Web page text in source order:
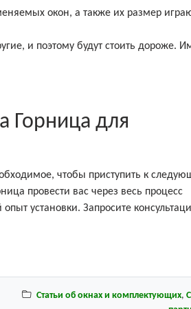
окон, а также их размер
и поэтому будут стоить дороже.
Горница для
чтобы приступить к
провести вас через весь процесс
установки. Запросите
Статьи об окнах и комплектующих,